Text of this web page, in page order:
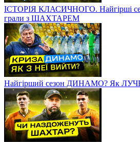
ІСТОРІЯ КЛАСИЧНОГО. Найгірші
грали з ШАХТАРЕМ
Найгірший сезон ДИНАМО? Як